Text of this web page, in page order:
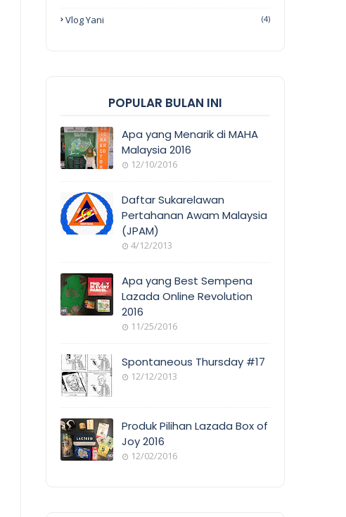
Vlog Yani (4)
POPULAR BULAN INI
COVERAGE
Apa yang Menarik di MAHA
Malaysia 2016
12/10/2016
Daftar Sukarelawan
Pertahanan Awam Malaysia
(JPAM)
4/12/2013
Apa yang Best Sempena
Lazada Online Revolution
2016
11/25/2016
E
Spontaneous Thursday #17
12/12/2013
Produk Pilihan Lazada Box of
Joy 2016
12/02/2016